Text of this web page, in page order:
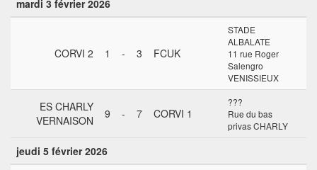
mardi 3 février 2026
CORVI 2 1 - 3 FCUK
STADE
ALBALATE
11 rue Roger
Salengro
VENISSIEUX
ES CHARLY
VERNAISON
9 - 7 CORVI 1
???
Rue du bas
privas CHARLY
jeudi 5 février 2026